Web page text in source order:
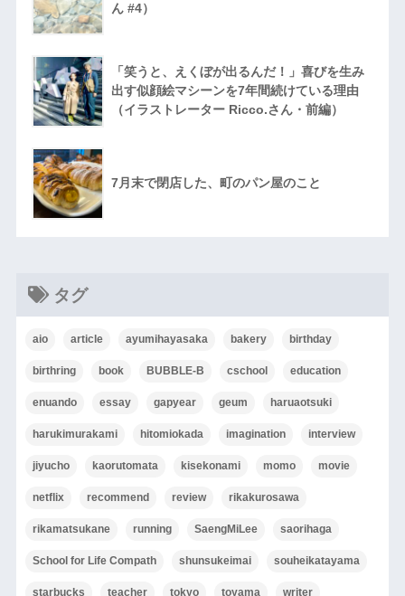
ん #4）
「笑うと、えくぼが出るんだ！」喜びを生み
出す似顔絵マシーンを7年間続けている理由
（イラストレーター Ricco.さん・前編）
7月末で閉店した、町のパン屋のこと
タグ
aio article ayumihayasaka bakery birthday
birthring book BUBBLE-B cschool education
enuando essay gapyear geum haruaotsuki
harukimurakami hitomiokada imagination interview
jiyucho kaorutomata kisekonami momo movie
netflix recommend review rikakurosawa
rikamatsukane running SaengMiLee saorihaga
School for Life Compath shunsukeimai souheikatayama
starbucks teacher tokyo toyama writer